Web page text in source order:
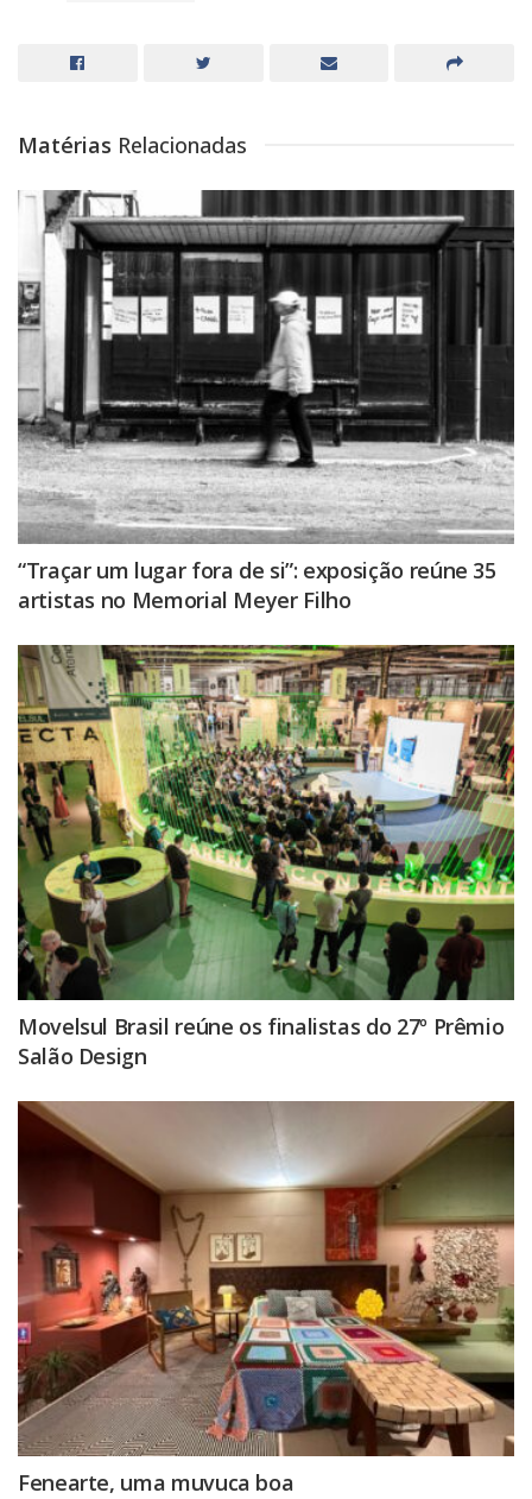
Matérias Relacionadas
“Traçar um lugar fora de si”: exposição reúne 35
artistas no Memorial Meyer Filho
Movelsul Brasil reúne os finalistas do 27º Prêmio
Salão Design
Fenearte, uma muvuca boa